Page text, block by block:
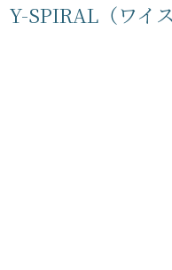
Y-SPIRAL（ワイ